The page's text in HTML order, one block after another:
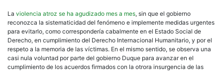
La violencia atroz se ha agudizado mes a mes, sin que el gobierno
reconozca la sistematicidad del fenómeno e implemente medidas urgentes
para evitarlo, como correspondería cabalmente en el Estado Social de
Derecho, en cumplimiento del Derecho Internacional Humanitario, y por el
respeto a la memoria de las víctimas. En el mismo sentido, se observa una
casi nula voluntad por parte del gobierno Duque para avanzar en el
cumplimiento de los acuerdos firmados con la otrora insurgencia de las